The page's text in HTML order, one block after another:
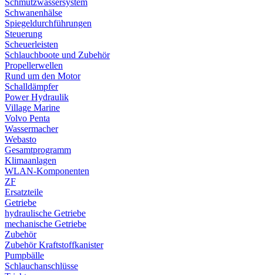
Schmutzwassersystem
Schwanenhälse
Spiegeldurchführungen
Steuerung
Scheuerleisten
Schlauchboote und Zubehör
Propellerwellen
Rund um den Motor
Schalldämpfer
Power Hydraulik
Village Marine
Volvo Penta
Wassermacher
Webasto
Gesamtprogramm
Klimaanlagen
WLAN-Komponenten
ZF
Ersatzteile
Getriebe
hydraulische Getriebe
mechanische Getriebe
Zubehör
Zubehör Kraftstoffkanister
Pumpbälle
Schlauchanschlüsse